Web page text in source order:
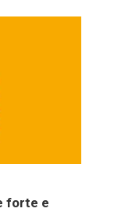
forte e